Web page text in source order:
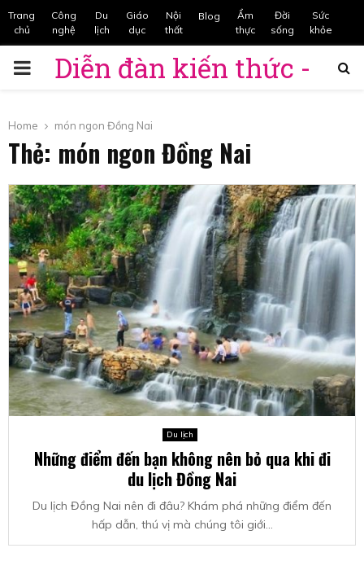
Trang
chủ
Công
nghệ
Du
lịch
Giáo
dục
Nội
thất
Blog
Ẩm
thực
Đời
sống
Sức
khỏe
PRIMARYDiễn đàn kiến thức -
Home món ngon Đồng Nai
Thẻ: món ngon Đồng Nai
Du lịch
Những điểm đến bạn không nên bỏ qua khi đi
du lịch Đồng Nai
Du lịch Đồng Nai nên đi đâu? Khám phá những điểm đến
hấp dẫn, thú vị mà chúng tôi giới...